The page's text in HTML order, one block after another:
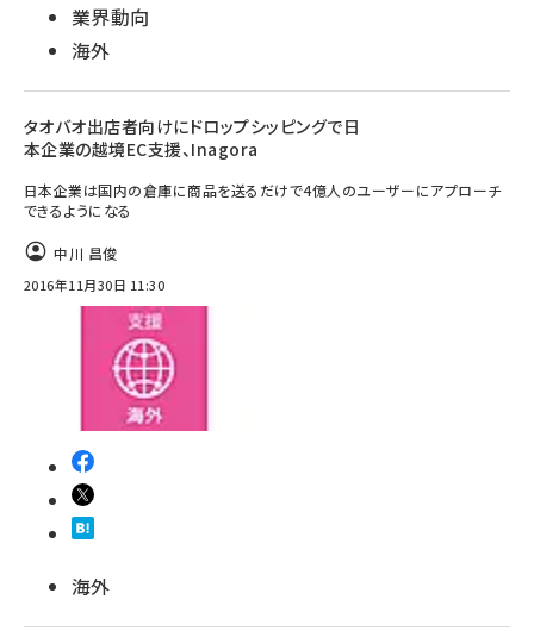
業界動向
海外
タオバオ出店者向けにドロップシッピングで日
本企業の越境EC支援、Inagora
日本企業は国内の倉庫に商品を送るだけで4億人のユーザーにアプローチ
できるようになる
中川 昌俊
2016年11月30日 11:30
海外